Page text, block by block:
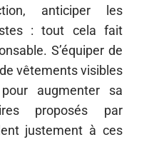
anticiper les
: tout cela fait
S’équiper de
vêtements visibles
augmenter sa
proposés par
justement à ces